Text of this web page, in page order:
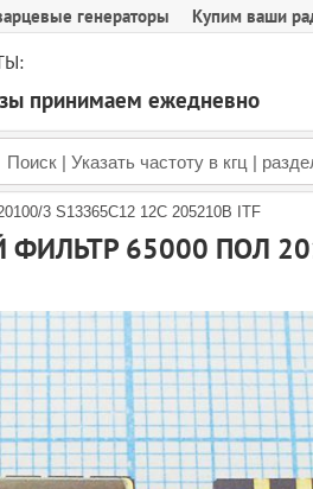
генераторы Купим ваши
принимаем ежедневно
3 S13365C12 12C 205210B ITF
65000 ПОЛ